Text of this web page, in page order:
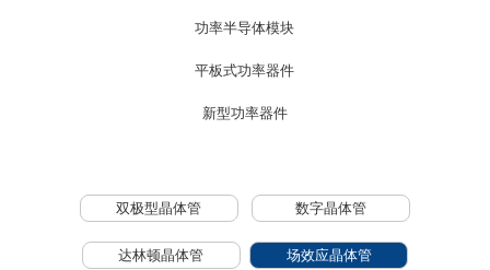
功率半导体模块
平板式功率器件
新型功率器件
双极型晶体管 数字晶体管
达林顿晶体管 场效应晶体管